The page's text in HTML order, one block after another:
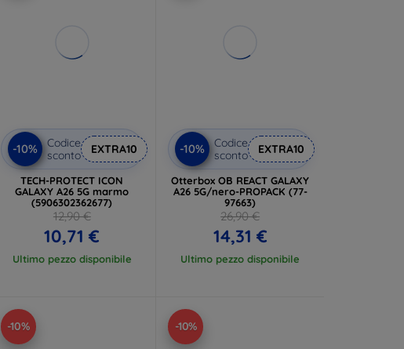
-10%
Codice
sconto
EXTRA10
TECH-PROTECT ICON
GALAXY A26 5G marmo
(5906302362677)
12,90 €
10,71 €
Ultimo pezzo disponibile
-10%
Codice
sconto
EXTRA10
Otterbox OB REACT GALAXY
A26 5G/nero-PROPACK (77-
97663)
26,90 €
14,31 €
Ultimo pezzo disponibile
-10% -10%